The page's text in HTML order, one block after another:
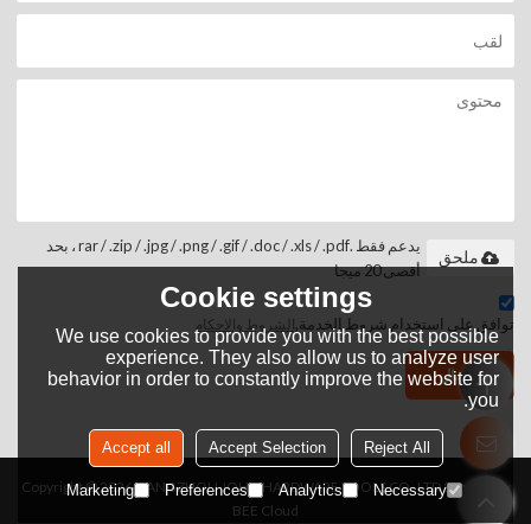
يدعم فقط .rar / .zip / .jpg / .png / .gif / .doc / .xls / .pdf ، بحد
أقصى 20 ميجا
ملحق
توافق على استخدام شروط الخدمة, الشروط والاحكام
إرسال
Copyright © 2026HANGZHOU JOHN HARDWARE TOOLS CO.,LTDSupport By
BEE Cloud
Cookie settings
We use cookies to provide you with the best possible
experience. They also allow us to analyze user
behavior in order to constantly improve the website for
you.
Reject All
Accept Selection
Accept all
Necessary
Analytics
Preferences
Marketing